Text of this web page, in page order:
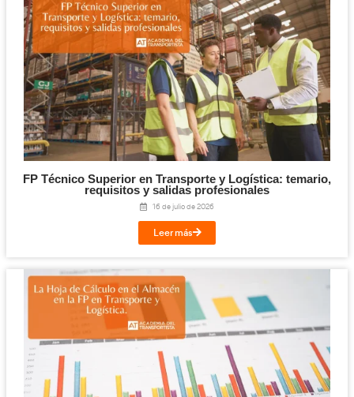
Titulación de Técnico Básico en Prevención
Laborables para la FP en Transporte y
27 de julio de 2026